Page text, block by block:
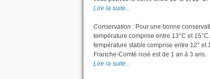
Lire la suite...
Conservation : Pour une bonne
température comprise entre 13°C et
température stable comprise entre 12°
Franche-Comté rosé est de 1 an à 3 ans.
Lire la suite...